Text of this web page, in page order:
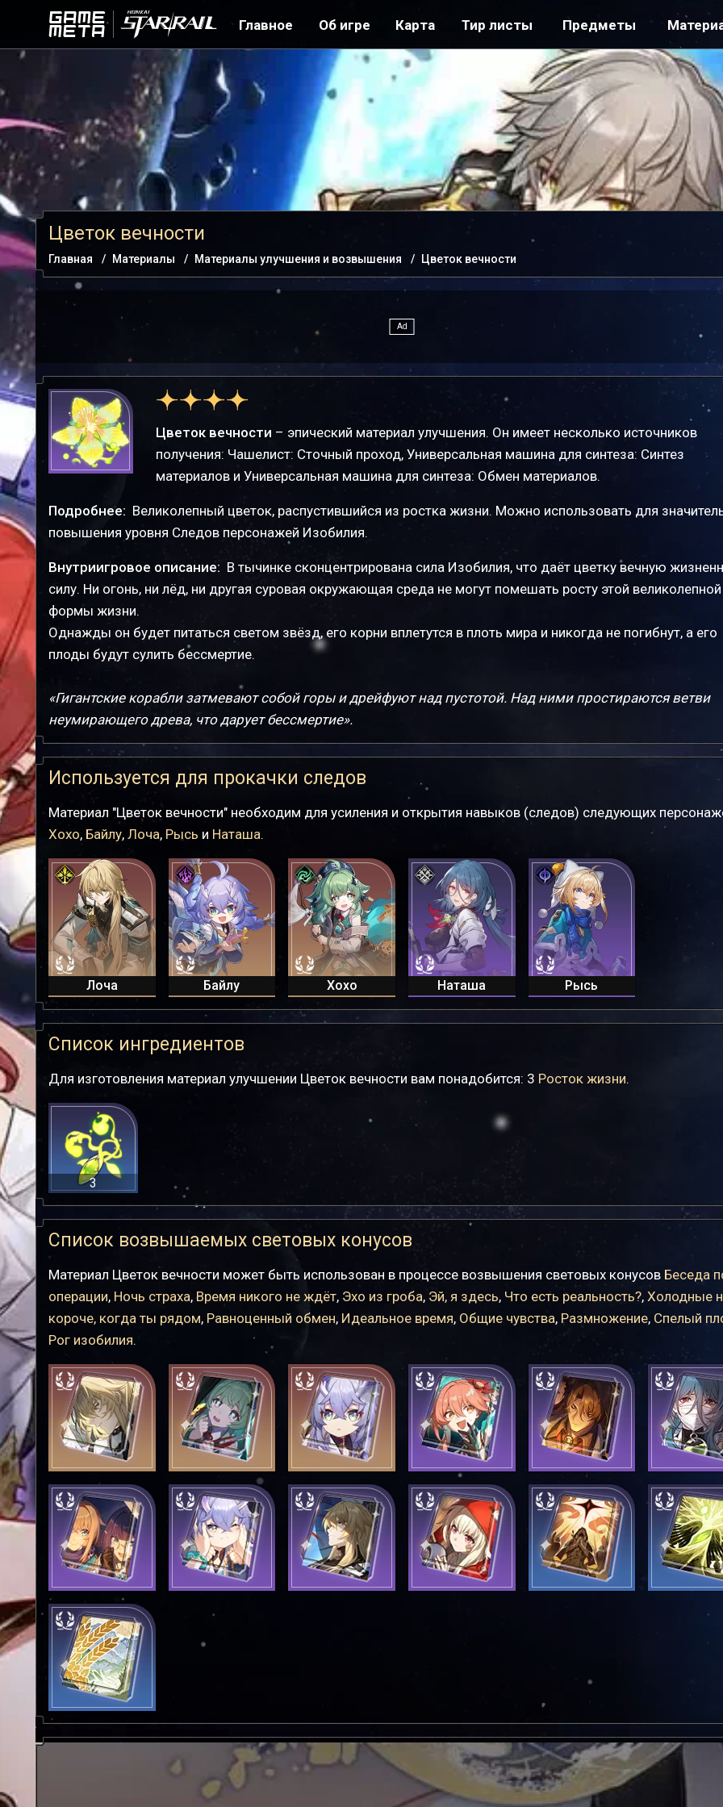
Главное Об игре Карта Тир листы Предметы
Цветок вечности
Главная Материалы Материалы улучшения и возвышения Цветок вечности
Цветок вечности – эпический материал улучшения. Он имеет несколько источников
получения: Чашелист: Сточный проход, Универсальная машина для синтеза: Синтез
материалов и Универсальная машина для синтеза: Обмен материалов.
Подробнее: Великолепный цветок, распустившийся из ростка жизни. Можно использовать для
повышения уровня Следов персонажей Изобилия.
Внутриигровое описание: В тычинке сконцентрирована сила Изобилия, что даёт цветку вечную
силу. Ни огонь, ни лёд, ни другая суровая окружающая среда не могут помешать росту этой великолепной
формы жизни.
Однажды он будет питаться светом звёзд, его корни вплетутся в плоть мира и никогда не погибнут, а его
плоды будут сулить бессмертие.
«Гигантские корабли затмевают собой горы и дрейфуют над пустотой. Над ними простираются ветви
неумирающего древа, что дарует бессмертие».
Используется для прокачки следов
Материал "Цветок вечности" необходим для усиления и открытия навыков (следов) следующих
Хохо, Байлу, Лоча, Рысь и Наташа.
Лоча Байлу Хохо Наташа Рысь
Список ингредиентов
Для изготовления материал улучшении Цветок вечности вам понадобится: 3 Росток жизни.
3
Список возвышаемых световых конусов
Материал Цветок вечности может быть использован в процессе возвышения световых конусов Беседа
операции, Ночь страха, Время никого не ждёт, Эхо из гроба, Эй, я здесь, Что есть реальность?, Холодные
короче, когда ты рядом, Равноценный обмен, Идеальное время, Общие чувства, Размножение, Спелый
Рог изобилия.
Эхо из гроба
ждёт
Эй, я здесь
Что есть
реальность?
Холодные ночи
короче, когда ты
рядом
обмен
Рог изобилия